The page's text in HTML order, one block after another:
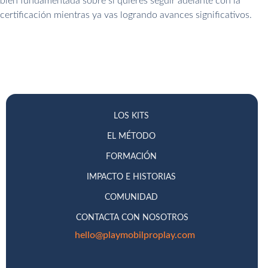
certificación mientras ya vas logrando avances significativos.
hello@playmobilproplay.com
LOS KITS
EL MÉTODO
FORMACIÓN
IMPACTO E HISTORIAS
COMUNIDAD
CONTACTA CON NOSOTROS